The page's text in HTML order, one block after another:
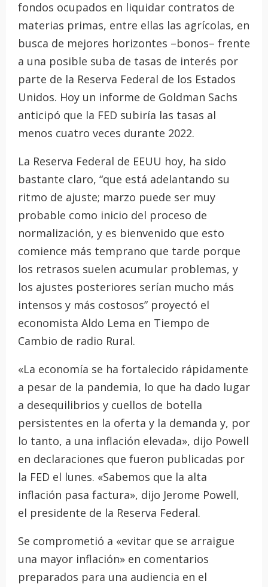
fondos ocupados en liquidar contratos de
materias primas, entre ellas las agrícolas, en
busca de mejores horizontes –bonos– frente
a una posible suba de tasas de interés por
parte de la Reserva Federal de los Estados
Unidos. Hoy un informe de Goldman Sachs
anticipó que la FED subiría las tasas al
menos cuatro veces durante 2022.
La Reserva Federal de EEUU hoy, ha sido
bastante claro, “que está adelantando su
ritmo de ajuste; marzo puede ser muy
probable como inicio del proceso de
normalización, y es bienvenido que esto
comience más temprano que tarde porque
los retrasos suelen acumular problemas, y
los ajustes posteriores serían mucho más
intensos y más costosos” proyectó el
economista Aldo Lema en Tiempo de
Cambio de radio Rural.
«La economía se ha fortalecido rápidamente
a pesar de la pandemia, lo que ha dado lugar
a desequilibrios y cuellos de botella
persistentes en la oferta y la demanda y, por
lo tanto, a una inflación elevada», dijo Powell
en declaraciones que fueron publicadas por
la FED el lunes. «Sabemos que la alta
inflación pasa factura», dijo Jerome Powell,
el presidente de la Reserva Federal.
Se comprometió a «evitar que se arraigue
una mayor inflación» en comentarios
preparados para una audiencia en el